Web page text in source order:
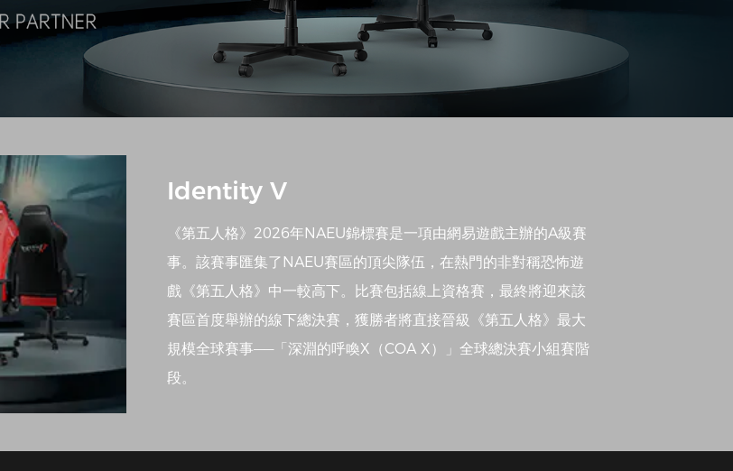
Identity V
《第五人格》2026年NAEU錦標賽是一項由網易遊戲主辦的A級賽
事。該賽事匯集了NAEU賽區的頂尖隊伍，在熱門的非對稱恐怖遊
戲《第五人格》中一較高下。比賽包括線上資格賽，最終將迎來該
賽區首度舉辦的線下總決賽，獲勝者將直接晉級《第五人格》最大
規模全球賽事——「深淵的呼喚X（COA X）」全球總決賽小組賽階
段。